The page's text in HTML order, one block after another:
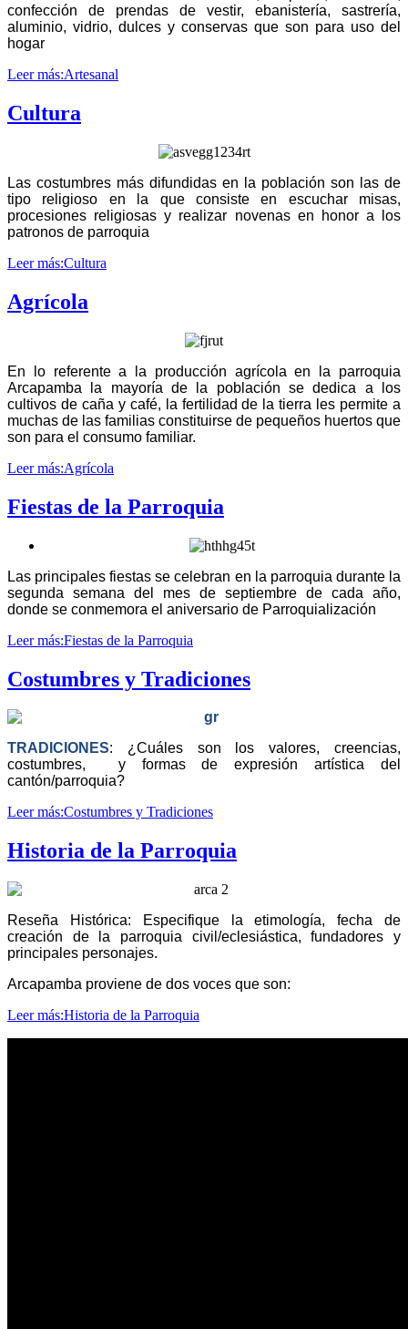
confección de prendas de vestir, ebanistería, sastrería,
aluminio, vidrio, dulces y conservas que son para uso del
hogar
Leer más:Artesanal
Cultura
Las costumbres más difundidas en la población son las de
tipo religioso en la que consiste en escuchar misas,
procesiones religiosas y realizar novenas en honor a los
patronos de parroquia
Leer más:Cultura
Agrícola
En lo referente a la producción agrícola en la parroquia
Arcapamba la mayoría de la población se dedica a los
cultivos de caña y café, la fertilidad de la tierra les permite a
muchas de las familias constituirse de pequeños huertos que
son para el consumo familiar.
Leer más:Agrícola
Fiestas de la Parroquia
Las principales fiestas se celebran en la parroquia durante la
segunda semana del mes de septiembre de cada año,
donde se conmemora el aniversario de Parroquialización
Leer más:Fiestas de la Parroquia
Costumbres y Tradiciones
TRADICIONES: ¿Cuáles son los valores, creencias,
costumbres, y formas de expresión artística del
cantón/parroquia?
Leer más:Costumbres y Tradiciones
Historia de la Parroquia
Reseña Histórica: Especifique la etimología, fecha de
creación de la parroquia civil/eclesiástica, fundadores y
principales personajes.
Arcapamba proviene de dos voces que son:
Leer más:Historia de la Parroquia